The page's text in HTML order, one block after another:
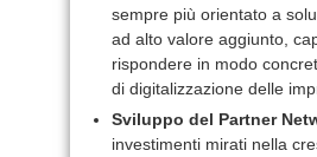
sempre più orientato a
ad alto valore aggiunto,
rispondere in modo
di digitalizzazione delle
Sviluppo del Partner
investimenti mirati nella